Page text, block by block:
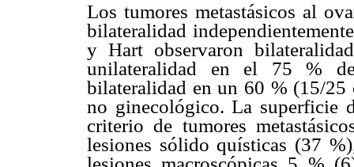
Los tumores metastásicos al
bilateralidad
y Hart observaron
unilateralidad en el 75 % de
bilateralidad en un 60 % (15/25
no ginecológico. La superficie
criterio de tumores
lesiones sólido quísticas (37